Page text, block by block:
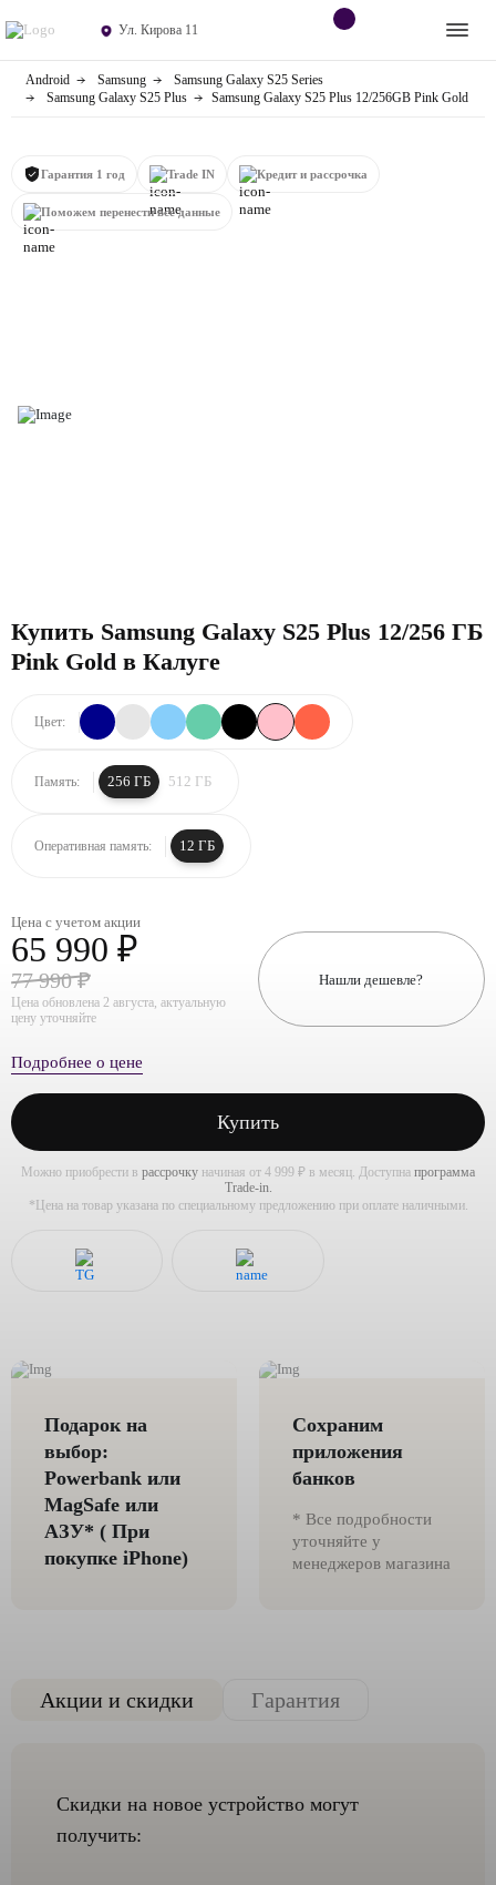
Ул. Кирова 11
Контакты
магазине
Apple
Приставки
Android Samsung
Samsung Galaxy S25 Series
Samsung Galaxy S25 Plus
Samsung Galaxy S25 Plus 12/256GB Pink Gold
Гарантия 1 год Trade IN Кредит и рассрочка
Поможем перенести все данные
Купить Samsung Galaxy S25 Plus 12/256 ГБ
Pink Gold в Калуге
Цвет:
Память: 256 ГБ 512 ГБ
Оперативная память: 12 ГБ
Цена с учетом акции
65 990 ₽
77 990 ₽
Цена обновлена 2 августа, актуальную
цену уточняйте
Нашли дешевле?
Подробнее о цене
Купить
Можно приобрести в рассрочку начиная от 4 999 ₽ в месяц. Доступна программа
Trade-in.
*Цена на товар указана по специальному предложению при оплате наличными.
Подарок на
выбор:
Powerbank или
MagSafe или
AЗУ* ( При
покупке iPhone)
Сохраним
приложения
банков
* Все подробности
уточняйте у
менеджеров магазина
Акции и скидки Гарантия
Скидки на новое устройство могут
получить: